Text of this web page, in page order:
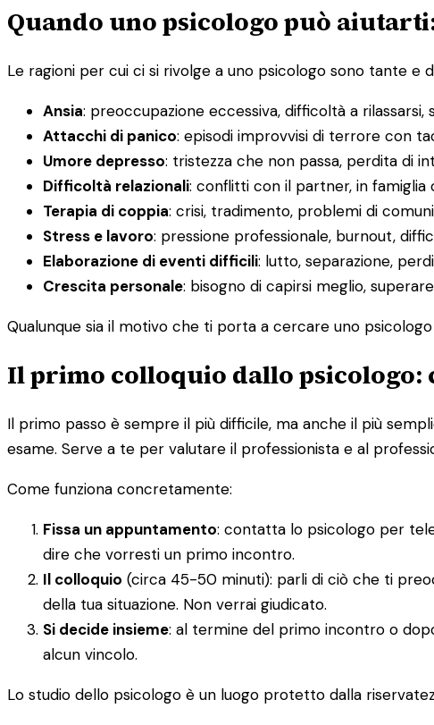
Quando uno psicologo può
Le ragioni per cui ci si rivolge a uno psicologo sono tante e
Ansia: preoccupazione eccessiva, difficoltà a
Attacchi di panico: episodi improvvisi di terrore con
Umore depresso: tristezza che non passa, perdita di
Difficoltà relazionali: conflitti con il partner, in famiglia
Terapia di coppia: crisi, tradimento, problemi di
Stress e lavoro: pressione professionale, burnout,
Elaborazione di eventi difficili: lutto, separazione,
Crescita personale: bisogno di capirsi meglio,
Qualunque sia il motivo che ti porta a cercare uno
Il primo colloquio dallo psicologo:
Il primo passo è sempre il più difficile, ma anche il più
esame. Serve a te per valutare il professionista e al
Come funziona concretamente:
Fissa un appuntamento: contatta lo psicologo per
dire che vorresti un primo incontro.
Il colloquio (circa 45-50 minuti): parli di ciò che ti
della tua situazione. Non verrai giudicato.
Si decide insieme: al termine del primo incontro o
alcun vincolo.
Lo studio dello psicologo è un luogo protetto dalla